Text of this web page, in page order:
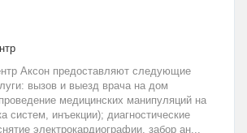
Аксон предоставляют следующие
вызов и выезд врача на дом
медицинских манипуляций на
систем, инъекции); диагностические
электрокардиографии, забор ан...